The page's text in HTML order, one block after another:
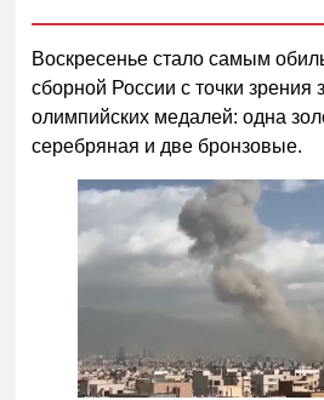
Воскресенье стало самым
сборной России с точки зрения
олимпийских медалей: одна
серебряная и две бронзовые.